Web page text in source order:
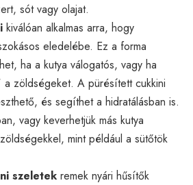
sót vagy olajat.
kiválóan alkalmas arra, hogy
eledelébe. Ez a forma
ha a kutya válogatós, vagy ha
a zöldségeket. A pürésített cukkini
és segíthet a hidratálásban is.
vagy keverhetjük más kutya
mint például a sütőtök
szeletek remek nyári hűsítők